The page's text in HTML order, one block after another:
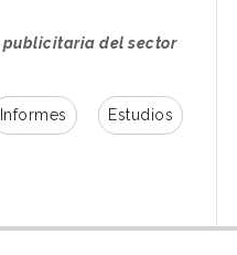
publicitaria del sector
Informes Estudios